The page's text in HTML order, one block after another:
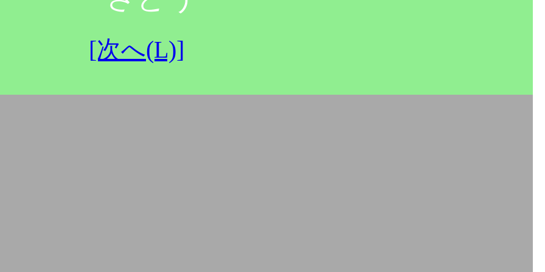
[次へ(L)]